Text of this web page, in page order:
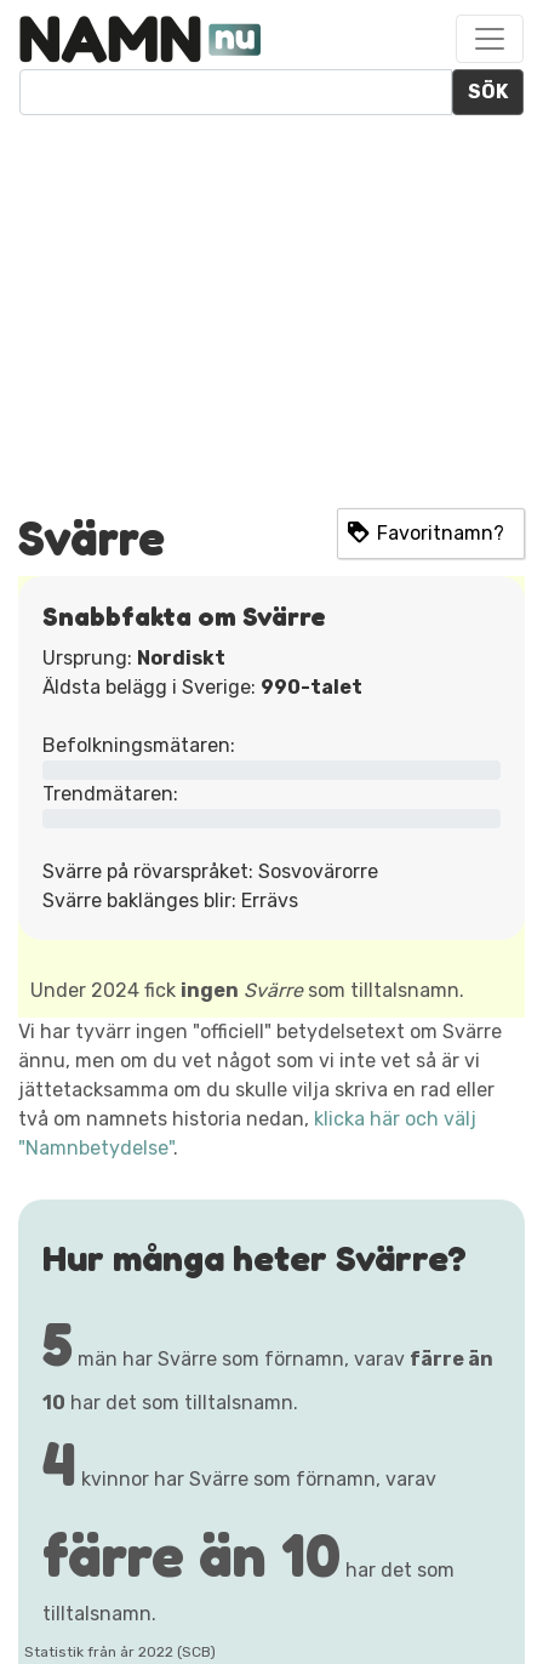
SÖK
Svärre Favoritnamn?
Snabbfakta om Svärre
Ursprung: Nordiskt
Äldsta belägg i Sverige: 990-talet
Befolkningsmätaren:
Trendmätaren:
Svärre på rövarspråket: Sosvovärorre
Svärre baklänges blir: Errävs
Under 2024 fick ingen Svärresom tilltalsnamn.
Vi har tyvärr ingen "officiell" betydelsetext om Svärre
ännu, men om du vet något som vi inte vet så är vi
jättetacksamma om du skulle vilja skriva en rad eller
två om namnets historia nedan, klicka här och välj
"Namnbetydelse".
Hur många heter Svärre?
5 män har Svärre som förnamn, varav färre än
10 har det som tilltalsnamn.
4 kvinnor har Svärre som förnamn, varav
färre än 10 har det som
tilltalsnamn.
Statistik från år 2022 (SCB)